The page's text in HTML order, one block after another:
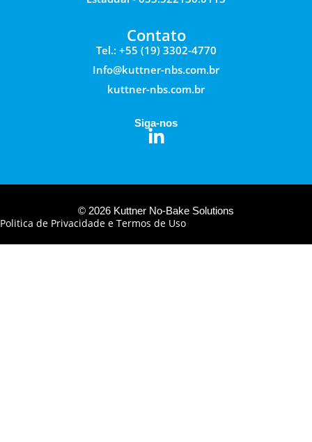
Contato
Tel.: +55 (19) 3302-4770
Info@kuttner-nbs.com.br
kuttner-nbs.com.br
Siga-nos
© 2026 Kuttner No-Bake Solutions
Politica de Privacidade e Termos de Uso